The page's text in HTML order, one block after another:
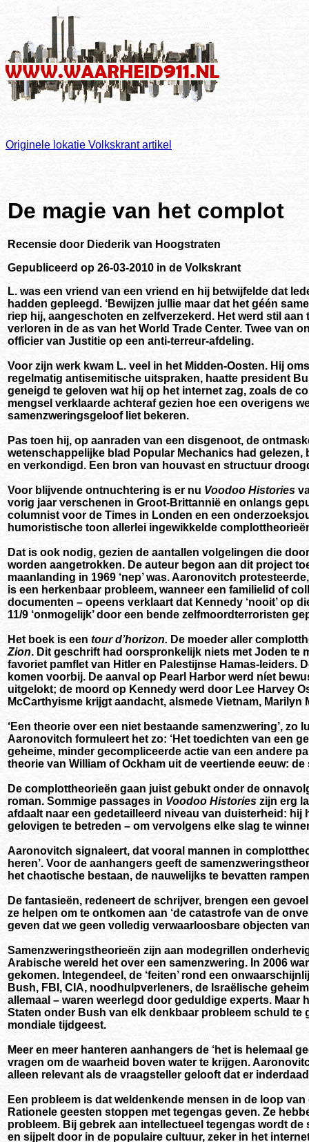
Originele lokatie Volkskrant artikel
De magie van het complot
Recensie door Diederik van Hoogstraten
Gepubliceerd op 26-03-2010 in de Volkskrant
L. was een vriend van een vriend en hij betwijfelde dat
hadden gepleegd. ‘Bewijzen jullie maar dat het géén
riep hij, aangeschoten en zelfverzekerd. Het werd stil
verloren in de as van het World Trade Center. Twee van
officier van Justitie op een anti-terreur-afdeling.
Voor zijn werk kwam L. veel in het Midden-Oosten. Hij
regelmatig antisemitische uitspraken, haatte president
geneigd te geloven wat hij op het internet zag, zoals de
mengsel verklaarde achteraf gezien hoe een overigens
samenzweringsgeloof liet bekeren.
Pas toen hij, op aanraden van een disgenoot, de
wetenschappelijke blad Popular Mechanics had
en verkondigd. Een bron van houvast en structuur
Voor blijvende ontnuchtering is er nu Voodoo Histories
vorig jaar verschenen in Groot-Brittannië en onlangs
columnist voor de Times in Londen en een
humoristische toon allerlei ingewikkelde
Dat is ook nodig, gezien de aantallen volgelingen die
worden aangetrokken. De auteur begon aan dit project
maanlanding in 1969 ‘nep’ was. Aaronovitch
is een herkenbaar probleem, wanneer een familielid of
documenten – opeens verklaart dat Kennedy ‘nooit’ op
11/9 ‘onmogelijk’ door een bende zelfmoordterroristen
Het boek is een tour d’horizon. De moeder aller
Zion. Dit geschrift had oorspronkelijk niets met Joden te
favoriet pamflet van Hitler en Palestijnse Hamas-leiders.
komen voorbij. De aanval op Pearl Harbor werd níet
uitgelokt; de moord op Kennedy werd door Lee Harvey
McCarthyisme krijgt aandacht, alsmede Vietnam, Marilyn
‘Een theorie over een niet bestaande samenzwering’,
Aaronovitch formuleert het zo: ‘Het toedichten van een
geheime, minder gecompliceerde actie van een andere
theorie van William of Ockham uit de veertiende eeuw:
De complottheorieën gaan juist gebukt onder de
roman. Sommige passages in Voodoo Histories zijn erg
afdaalt naar een gedetailleerd niveau van duisterheid: hij
gelovigen te betreden – om vervolgens elke slag te
Aaronovitch signaleert, dat vooral mannen in
heren’. Voor de aanhangers geeft de
het chaotische bestaan, de nauwelijks te bevatten
De fantasieën, redeneert de schrijver, brengen een
ze helpen om te ontkomen aan ‘de catastrofe van de
geven dat we geen volledig verwaarloosbare objecten
Samenzweringstheorieën zijn aan modegrillen
Arabische wereld het over een samenzwering. In 2006
gekomen. Integendeel, de ‘feiten’ rond een
Bush, FBI, CIA, noodhulpverleners, de Israëlische
allemaal – waren weerlegd door geduldige experts. Maar
Staten onder Bush van elk denkbaar probleem schuld te
mondiale tijdgeest.
Meer en meer hanteren aanhangers de ‘het is helemaal
vragen om de waarheid boven water te krijgen.
alleen relevant als de vraagsteller gelooft dat er
Een probleem is dat weldenkende mensen in de loop
Rationele geesten stoppen met tegengas geven. Ze
probleem. Bij gebrek aan intellectueel tegengas wordt
en sijpelt door in de populaire cultuur, zeker in het